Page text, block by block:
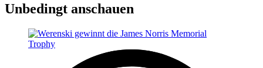
Unbedingt anschauen